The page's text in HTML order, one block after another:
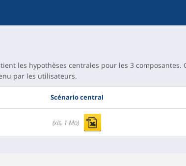
les hypothèses centrales pour les 3 composantes.
par les utilisateurs.
Scénario central
(xls, 1 Mo)